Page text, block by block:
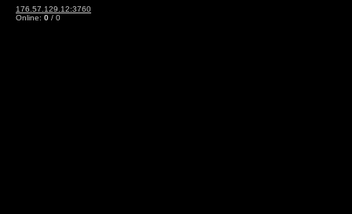
176.57.129.12:3760
Online: 0 / 0